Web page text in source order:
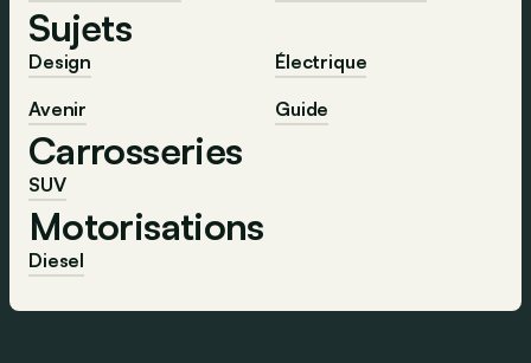
Sujets
Design
Électrique
Avenir
Guide
Carrosseries
SUV
Motorisations
Diesel